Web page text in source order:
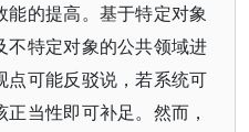
能的提高。基于特定对象
不特定对象的公共领域进
点可能反驳说，若系统可
当性即可补足。然而，